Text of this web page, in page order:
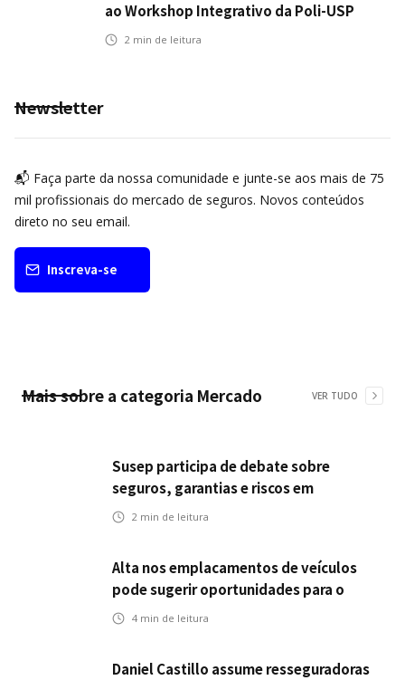
ao Workshop Integrativo da Poli-USP
2 min de leitura
Newsletter
📬 Faça parte da nossa comunidade e junte-se aos mais de 75
mil profissionais do mercado de seguros. Novos conteúdos
direto no seu email.
Inscreva-se
Mais sobre a categoria Mercado VER TUDO
Susep participa de debate sobre
seguros, garantias e riscos em
infraestrutura de transportes
2 min de leitura
Alta nos emplacamentos de veículos
pode sugerir oportunidades para o
seguro automotivo
4 min de leitura
Daniel Castillo assume resseguradoras